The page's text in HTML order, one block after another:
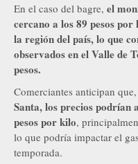
En el caso del bagre, el
cercano a los 89 pesos
la región del país, lo que
observados en el Valle de
pesos.
Comerciantes anticipan que,
Santa, los precios podrían
pesos por kilo,
lo que podría impactar el
temporada.